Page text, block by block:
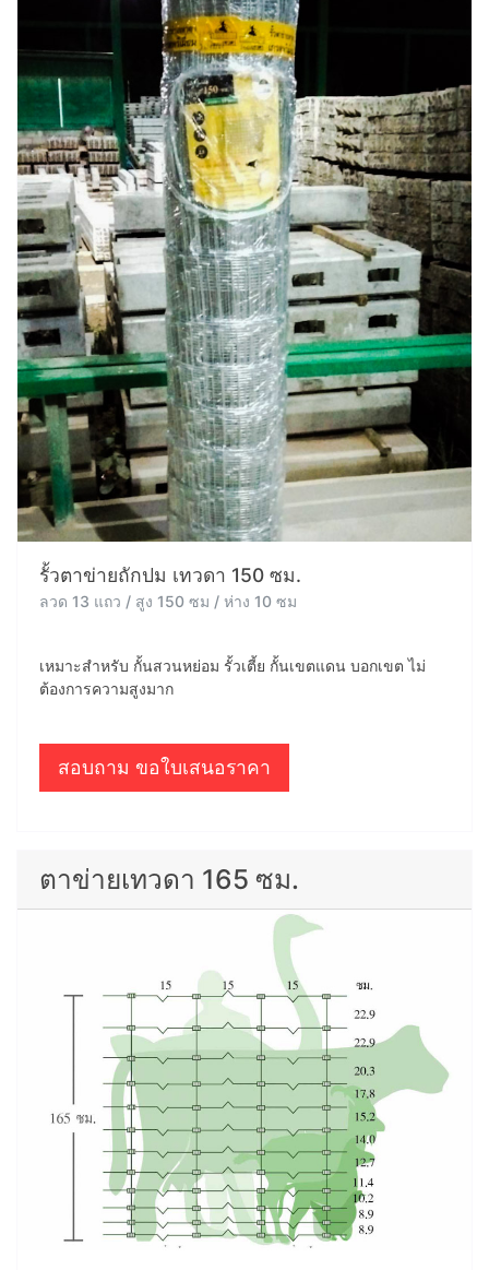
รั้วตาข่ายถักปม เทวดา 150 ซม.
ลวด 13 แถว / สูง 150 ซม / ห่าง 10 ซม
เหมาะสำหรับ กั้นสวนหย่อม รั้วเตี้ย กั้นเขตแดน บอกเขต ไม่
ต้องการความสูงมาก
สอบถาม ขอใบเสนอราคา
ตาข่ายเทวดา 165 ซม.